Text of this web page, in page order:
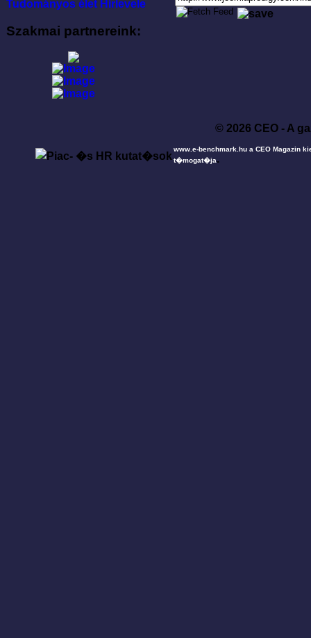
Tudományos élet Hírlevele
Szakmai partnereink:
© 2026 CEO - A
www.e-benchmark.hu a CEO Magazin
t�mogat�ja.